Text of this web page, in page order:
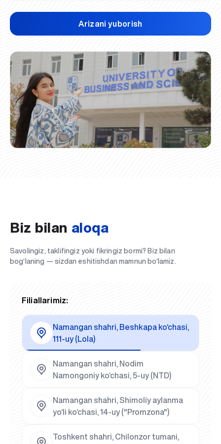
Arizani yuborish
Biz bilan aloqa
Savolingiz, taklifingiz yoki fikringiz bormi? Biz bilan
bog‘laning — sizdan eshitishdan mamnun bo‘lamiz.
Filiallarimiz:
Namangan shahri, Beshkapa ko‘chasi,
111-uy (Lola)
Namangan shahri, Nodim
Namongoniy ko‘chasi, 5-uy (NTD)
Namangan shahri, Shimoliy aylanma
yo‘li ko‘chasi, 14-uy ("Promzona")
Toshkent shahri, Chilonzor tumani,